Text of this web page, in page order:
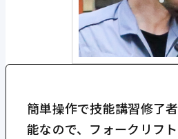
簡単操作で技能講習修了
能なので、フォークリフ